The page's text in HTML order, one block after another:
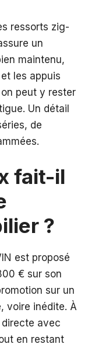
ressorts zig-
un
maintenu,
les appuis
peut y rester
Un détail
de
fait-il
?
est proposé
€ sur son
sur un
voire inédite. À
avec
en restant